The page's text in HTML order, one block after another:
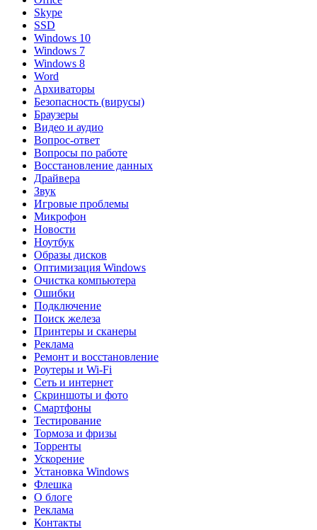
Skype
SSD
Windows 10
Windows 7
Windows 8
Word
Архиваторы
Безопасность (вирусы)
Браузеры
Видео и аудио
Вопрос-ответ
Вопросы по работе
Восстановление данных
Драйвера
Звук
Игровые проблемы
Микрофон
Новости
Ноутбук
Образы дисков
Оптимизация Windows
Очистка компьютера
Ошибки
Подключение
Поиск железа
Принтеры и сканеры
Реклама
Ремонт и восстановление
Роутеры и Wi-Fi
Сеть и интернет
Скриншоты и фото
Смартфоны
Тестирование
Тормоза и фризы
Торренты
Ускорение
Установка Windows
Флешка
О блоге
Реклама
Контакты